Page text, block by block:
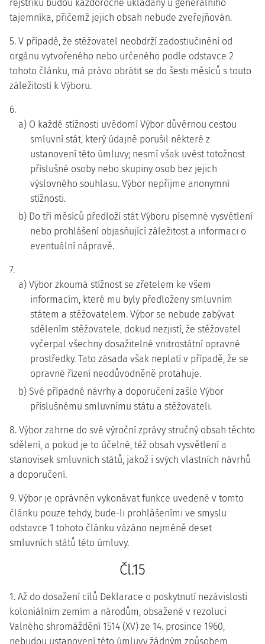
rejstříku budou každoročně ukládány u generálního
tajemníka, přičemž jejich obsah nebude zveřejňován.
5. V případě, že stěžovatel neobdrží zadostiučinění od
orgánu vytvořeného nebo určeného podle odstavce 2
tohoto článku, má právo obrátit se do šesti měsíců s touto
záležitostí k Výboru.
6.
a) O každé stížnosti uvědomí Výbor důvěrnou cestou
smluvní stát, který údajně porušil některé z
ustanovení této úmluvy; nesmí však uvést totožnost
příslušné osoby nebo skupiny osob bez jejich
výslovného souhlasu. Výbor nepřijme anonymní
stížnosti.
b) Do tří měsíců předloží stát Výboru písemné vysvětlení
nebo prohlášení objasňující záležitost a informaci o
eventuální nápravě.
7.
a) Výbor zkoumá stížnost se zřetelem ke všem
informacím, které mu byly předloženy smluvním
státem a stěžovatelem. Výbor se nebude zabývat
sdělením stěžovatele, dokud nezjistí, že stěžovatel
vyčerpal všechny dosažitelné vnitrostátní opravné
prostředky. Tato zásada však neplatí v případě, že se
opravné řízení neodůvodněně protahuje.
b) Své případné návrhy a doporučení zašle Výbor
příslušnému smluvnímu státu a stěžovateli.
8. Výbor zahrne do své výroční zprávy stručný obsah těchto
sdělení, a pokud je to účelné, též obsah vysvětlení a
stanovisek smluvních států, jakož i svých vlastních návrhů
a doporučení.
9. Výbor je oprávněn vykonávat funkce uvedené v tomto
článku pouze tehdy, bude-li prohlášeními ve smyslu
odstavce 1 tohoto článku vázáno nejméně deset
smluvních států této úmluvy.
Čl.15
1. Až do dosažení cílů Deklarace o poskytnutí nezávislosti
koloniálním zemím a národům, obsažené v rezoluci
Valného shromáždění 1514 (XV) ze 14. prosince 1960,
nebudou ustanovení této úmluvy žádným způsobem